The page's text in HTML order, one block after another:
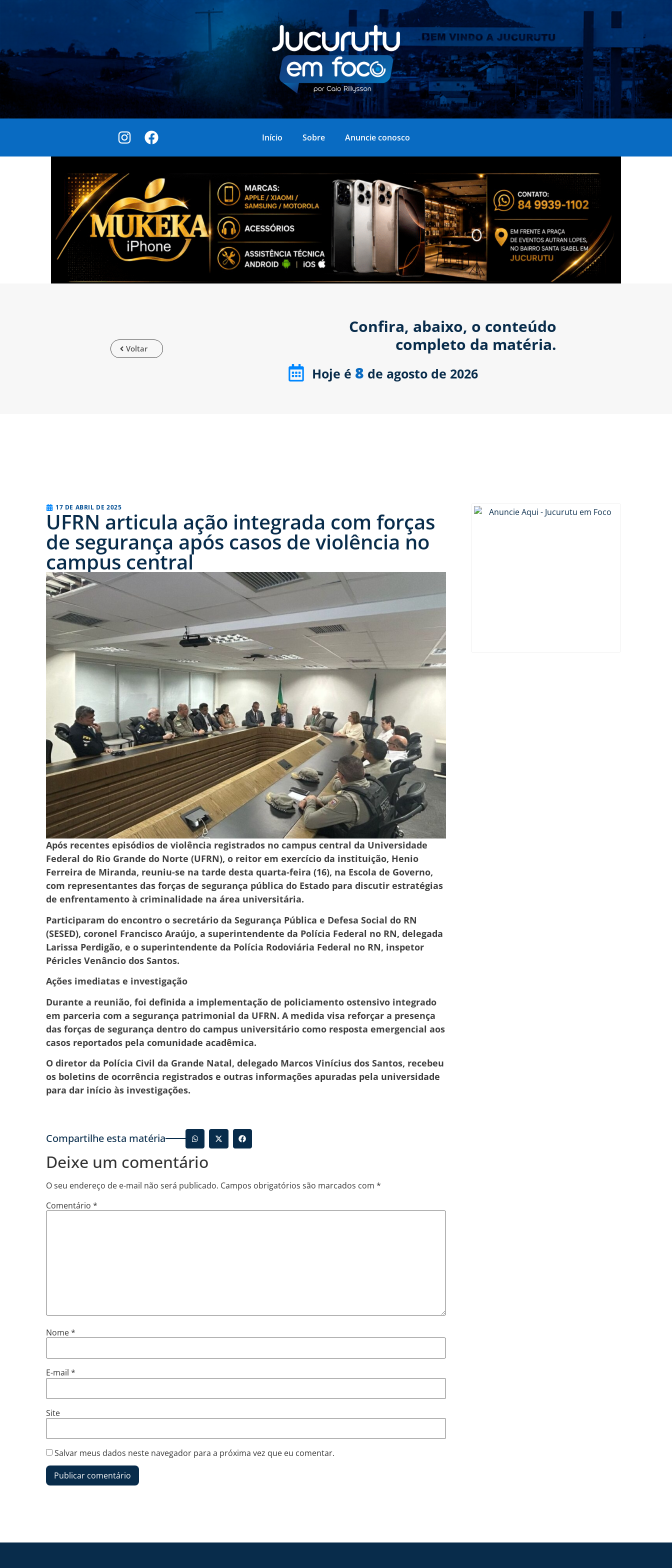
Início Sobre Anuncie conosco
Voltar
Confira, abaixo, o conteúdo
completo da matéria.
Hoje é 8 de agosto de 2026
17 DE ABRIL DE 2025
UFRN articula ação integrada com forças
de segurança após casos de violência no
campus central
Após recentes episódios de violência registrados no campus central da Universidade
Federal do Rio Grande do Norte (UFRN), o reitor em exercício da instituição, Henio
Ferreira de Miranda, reuniu-se na tarde desta quarta-feira (16), na Escola de Governo,
com representantes das forças de segurança pública do Estado para discutir estratégias
de enfrentamento à criminalidade na área universitária.
Participaram do encontro o secretário da Segurança Pública e Defesa Social do RN
(SESED), coronel Francisco Araújo, a superintendente da Polícia Federal no RN, delegada
Larissa Perdigão, e o superintendente da Polícia Rodoviária Federal no RN, inspetor
Péricles Venâncio dos Santos.
Ações imediatas e investigação
Durante a reunião, foi definida a implementação de policiamento ostensivo integrado
em parceria com a segurança patrimonial da UFRN. A medida visa reforçar a presença
das forças de segurança dentro do campus universitário como resposta emergencial aos
casos reportados pela comunidade acadêmica.
O diretor da Polícia Civil da Grande Natal, delegado Marcos Vinícius dos Santos, recebeu
os boletins de ocorrência registrados e outras informações apuradas pela universidade
para dar início às investigações.
Compartilhe esta matéria
Deixe um comentário
O seu endereço de e-mail não será publicado. Campos obrigatórios são marcados com *
Comentário *
Nome*
E-mail *
Site
Salvar meus dados neste navegador para a próxima vez que eu comentar.